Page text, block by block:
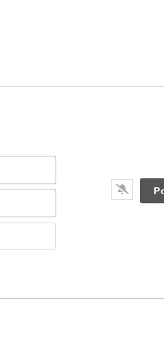
Nom*
Email*
Website